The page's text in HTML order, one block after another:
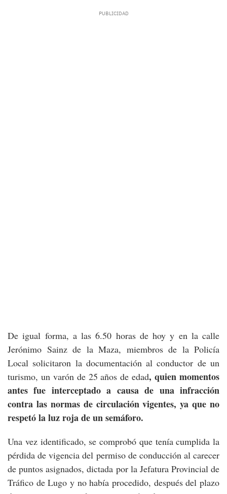
De igual forma, a las 6.50 horas de hoy y en la calle
Jerónimo Sainz de la Maza, miembros de la Policía
Local solicitaron la documentación al conductor de un
turismo, un varón de 25 años de edad, quien momentos
antes fue interceptado a causa de una infracción
contra las normas de circulación vigentes, ya que no
respetó la luz roja de un semáforo.
Una vez identificado, se comprobó que tenía cumplida la
pérdida de vigencia del permiso de conducción al carecer
de puntos asignados, dictada por la Jefatura Provincial de
Tráfico de Lugo y no había procedido, después del plazo